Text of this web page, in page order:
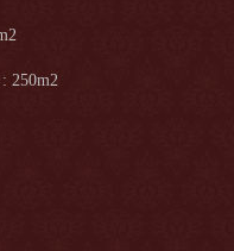
250m2